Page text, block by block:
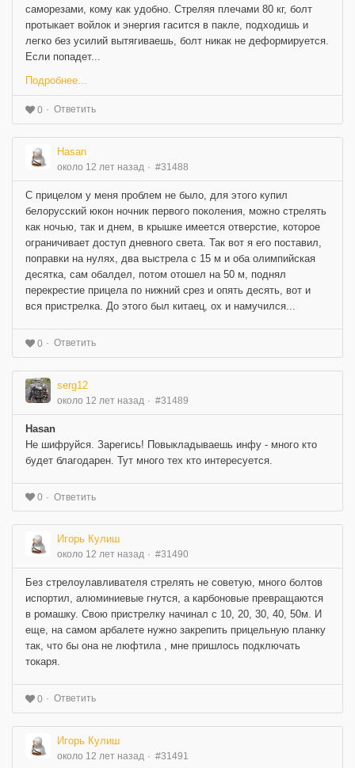
саморезами, кому как удобно. Стреляя плечами 80 кг, болт
протыкает войлок и энергия гасится в пакле, подходишь и
легко без усилий вытягиваешь, болт никак не деформируется.
Если попадет...
Подробнее...
0 Ответить
Hasan
около 12 лет назад #31488
С прицелом у меня проблем не было, для этого купил
белорусский юкон ночник первого поколения, можно стрелять
как ночью, так и днем, в крышке имеется отверстие, которое
ограничивает доступ дневного света. Так вот я его поставил,
поправки на нулях, два выстрела с 15 м и оба олимпийская
десятка, сам обалдел, потом отошел на 50 м, поднял
перекрестие прицела по нижний срез и опять десять, вот и
вся пристрелка. До этого был китаец, ох и намучился...
0 Ответить
serg12
около 12 лет назад #31489
Hasan
Не шифруйся. Зарегись! Повыкладываешь инфу - много кто
будет благодарен. Тут много тех кто интересуется.
0 Ответить
Игорь Кулиш
около 12 лет назад #31490
Без стрелоулавливателя стрелять не советую, много болтов
испортил, алюминиевые гнутся, а карбоновые превращаются
в ромашку. Свою пристрелку начинал с 10, 20, 30, 40, 50м. И
еще, на самом арбалете нужно закрепить прицельную планку
так, что бы она не люфтила , мне пришлось подключать
токаря.
0 Ответить
Игорь Кулиш
около 12 лет назад #31491